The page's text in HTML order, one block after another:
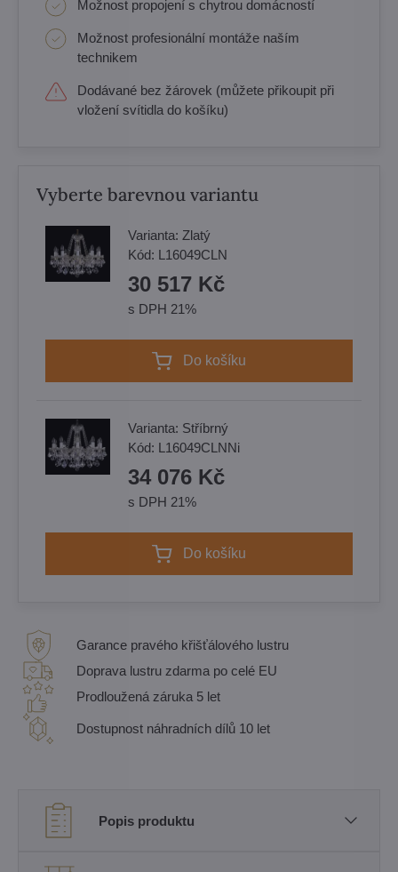
Možnost propojení s chytrou domácností
Možnost profesionální montáže naším
technikem
Dodávané bez žárovek (můžete přikoupit při
vložení svítidla do košíku)
Vyberte barevnou variantu
Varianta: Zlatý
Kód: L16049CLN
30 517 Kč
s DPH 21%
Do košíku
Varianta: Stříbrný
Kód: L16049CLNNi
34 076 Kč
s DPH 21%
Do košíku
Garance pravého křišťálového lustru
Doprava lustru zdarma po celé EU
Prodloužená záruka 5 let
Dostupnost náhradních dílů 10 let
Popis produktu